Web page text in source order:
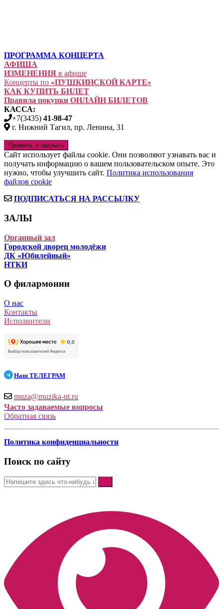
ПРОГРАММА КОНЦЕРТА
АФИША
ИЗМЕНЕНИЯ в афише
Концерты по «ПУШКИНСКОЙ КАРТЕ»
КАК КУПИТЬ БИЛЕТ
Правила покупки ОНЛАЙН БИЛЕТОВ
КАССА:
+7(3435) 41-98-47
г. Нижний Тагил, пр. Ленина, 31
Сайт использует файлы cookie. Они позволяют узнавать вас и
получать информацию о вашем пользовательском опыте. Это
нужно, чтобы улучшить сайт. Политика использования
файлов cookie
ПОДПИСАТЬСЯ НА РАССЫЛКУ
ЗАЛЫ
Органный зал
Городской дворец молодёжи
ДК «Юбилейный»
НТКИ
О филармонии
О нас
Контакты
Исполнители
Наш ТЕЛЕГРАМ
muza@muzika-nt.ru
Часто задаваемые вопросы
Обратная связь
Политика конфиденциальности
Поиск по сайту